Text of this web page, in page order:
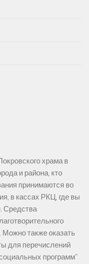
храма в
и района, кто
принимаются во
в кассах РКЦ, где вы
Средства
также оказать
для перечислений
программ"